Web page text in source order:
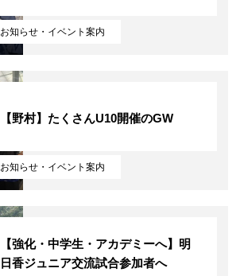
お知らせ・イベント案内
お知らせ・イベント案内
【野村】たくさんU10開催のGW
【強化・中学生・アカデミーへ】明
日香ジュニア交流試合参加者へ